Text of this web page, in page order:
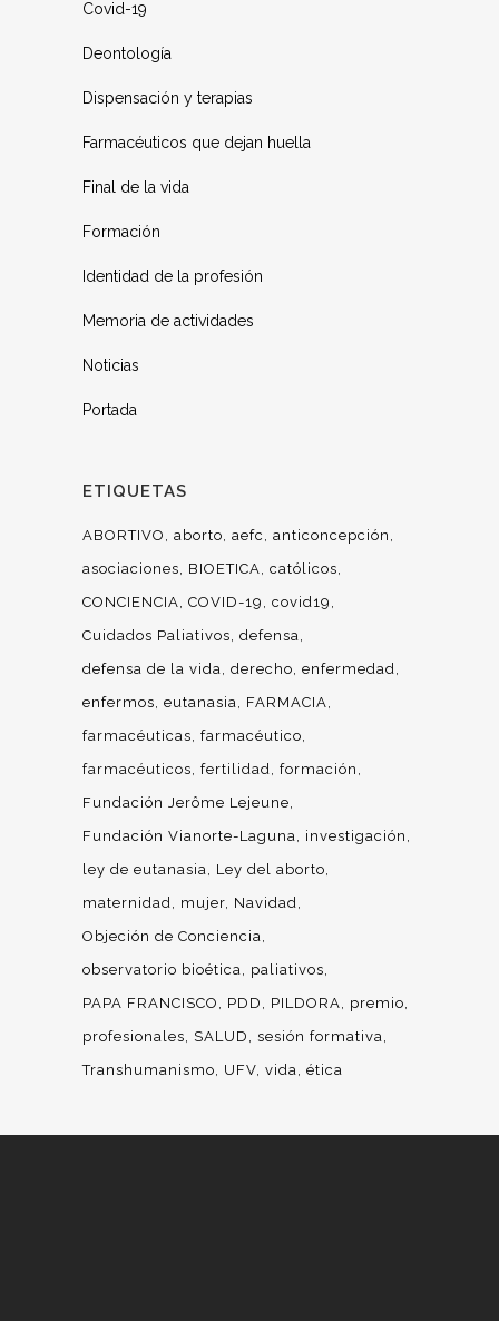
Covid-19
Deontología
Dispensación y terapias
Farmacéuticos que dejan huella
Final de la vida
Formación
Identidad de la profesión
Memoria de actividades
Noticias
Portada
ETIQUETAS
ABORTIVO aborto aefc
anticoncepción
asociaciones
BIOETICA católicos
CONCIENCIA COVID-19
covid19
Cuidados Paliativos defensa
defensa de la vida derecho enfermedad
enfermos eutanasia
FARMACIA
farmacéuticas farmacéutico
farmacéuticos fertilidad formación
Fundación Jerôme Lejeune
Fundación Vianorte-Laguna
investigación
ley de eutanasia
Ley del aborto
maternidad
mujer Navidad
Objeción de Conciencia
observatorio bioética
paliativos
PAPA FRANCISCO
PDD PILDORA
premio
profesionales
SALUD
sesión formativa
Transhumanismo
UFV vida ética